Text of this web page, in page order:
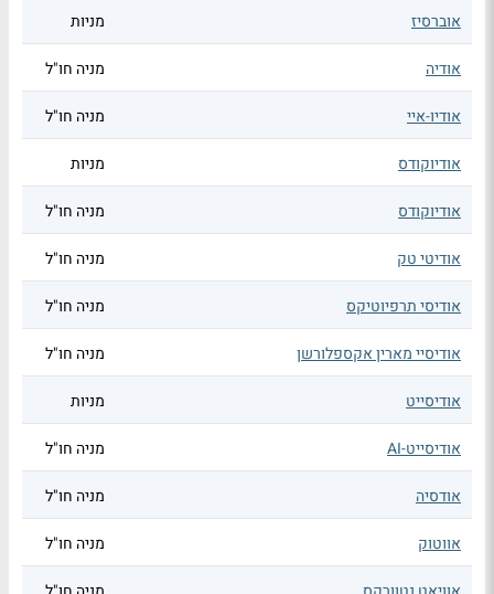
אוברסיז
מניות
אודיה מניה חו"ל
אודיו-איי מניה חו"ל
אודיוקודס מניות
אודיוקודס מניה חו"ל
אודיטי טק מניה חו"ל
אודיסי תרפיוטיקס מניה חו"ל
אודיסיי מארין אקספלורשן מניה חו"ל
אודיסייט מניות
אודיסייט-AI מניה חו"ל
אודסיה מניה חו"ל
אווטוק מניה חו"ל